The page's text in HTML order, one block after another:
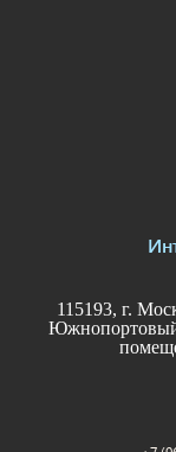
115193, г.